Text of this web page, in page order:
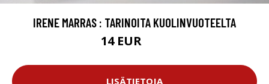
IRENE MARRAS : TARINOITA KUOLINVUOTEELTA
14 EUR
LISÄTIETOJA